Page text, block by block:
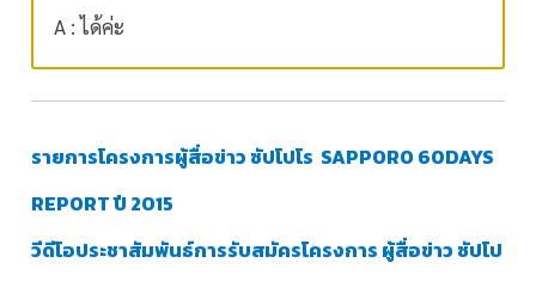
A : ได้ค่ะ
รายการโครงการผู้สื่อข่าว ซัปโปโร SAPPORO 60DAYS
REPORT ปี 2015
วีดีโอประชาสัมพันธ์การรับสมัครโครงการ ผู้สื่อข่าว ซัปโป